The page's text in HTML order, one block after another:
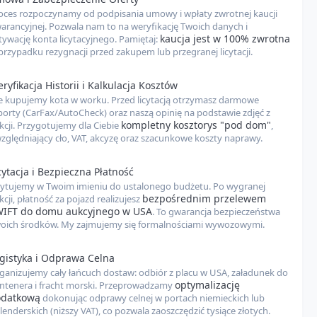
(PLN) --- zł
tokompleksowe narzędzie, które pomoże Ci oszacować całkowity koszt
wszystkie najważniejsze elementy, aby dać Ci
NextCar:naszą opłatę za kompleksową obsługę procesu importu.
obowiązujący podatek od importu (stawka może się różnić w
od miejsca odprawy celnej).
licytacji.
koszty związane z obsługą pojazdu w portach
w USA i Europie.
zarówno transport lądowy na terenie USA (z miejsca
gabaryt:w przypadku dużych pojazdów (np. Durango, XC90, Q7
transportu należy doliczyć ok. 200-500 USD.
cena pojazdu może nieznacznie się różnić ze względu na
specyfikacje auta, aktualne kursy walut oraz ewentualne dodatkowe usługi,
rozpoczynamy od podpisania umowy i wpłaty zwrotnej kaucji
Pozwala nam to na weryfikację Twoich danych i
konta licytacyjnego. Pamiętaj: kaucja jest w 100% zwrotna
rezygnacji przed zakupem lub przegranej licytacji.
Historii i Kalkulacja Kosztów
kupujemy kota w worku. Przed licytacją otrzymasz darmowe
(CarFax/AutoCheck) oraz naszą opinię na podstawie zdjęć z
Przygotujemy dla Ciebie kompletny kosztorys "pod dom"
cło, VAT, akcyzę oraz szacunkowe koszty naprawy.
i Bezpieczna Płatność
w Twoim imieniu do ustalonego budżetu. Po wygranej
płatność za pojazd realizujesz bezpośrednim przelewem
do domu aukcyjnego w USA. To gwarancja bezpieczeństwa
środków. My zajmujemy się formalnościami wywozowymi.
i Odprawa Celna
cały łańcuch dostaw: odbiór z placu w USA, załadunek do
i fracht morski. Przeprowadzamyoptymalizację
dokonując odprawy celnej w portach niemieckich lub
(niższy VAT), co pozwala zaoszczędzić tysiące złotych.